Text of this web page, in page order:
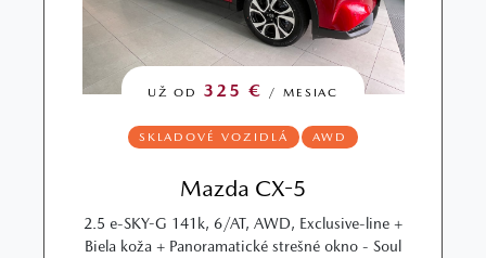
UŽ OD 325 € / MESIAC
SKLADOVÉ VOZIDLÁ AWD
Mazda CX-5
2.5 e-SKY-G 141k, 6/AT, AWD, Exclusive-line +
Biela koža + Panoramatické strešné okno - Soul